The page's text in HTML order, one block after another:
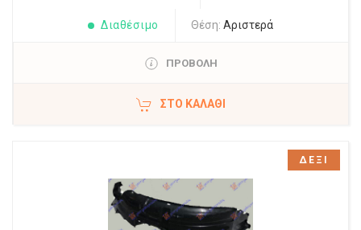
Διαθέσιμο Θέση: Αριστερά
ΠΡΟΒΟΛΗ
ΣΤΟ ΚΑΛΆΘΙ
ΔΕΞΙ